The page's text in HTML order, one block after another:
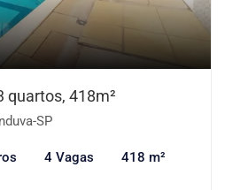
quartos, 418m²
SP
4 Vagas 418 m²